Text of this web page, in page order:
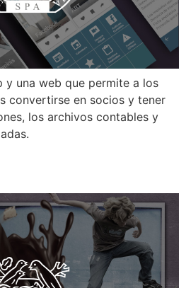
y una web que permite a los
convertirse en socios y tener
los archivos contables y